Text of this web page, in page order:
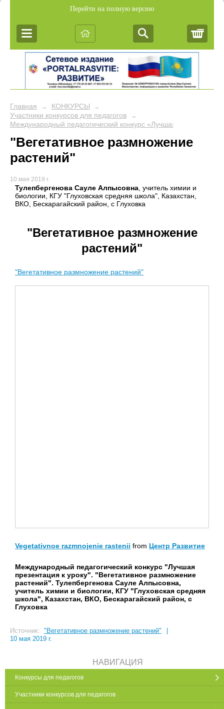
Перейти на полную версию
Главная → КОНКУРСЫ →
Участники конкурсов для педагогов →
Международный педагогический конкурс «Лучшая презентация
"Вегетативное размножение
растений"
10 мая 2019 г.
Тулепбергенова Сауле Алпысовна, учитель химии и
биологии, КГУ "Глуховская средняя школа", Казахстан,
ВКО, Бескарагайский район, с Глуховка
"Вегетативное размножение
растений"
"Вегетативное размножение растений"
Vegetativnoe razmnojenie rastenii from Центр Развитие
Международный педагогический конкурс "Лучшая
презентация к уроку". "Вегетативное размножение
растений". Тулепбергенова Сауле Алпысовна,
учитель химии и биологии, КГУ "Глуховская средняя
школа", Казахстан, ВКО, Бескарагайский район, с
Глуховка
Источник: "Вегетативное размножение растений"
10 мая 2019 г.
НАВИГАЦИЯ
Конкурсы для педагогов
Участники конкурсов для педагогов